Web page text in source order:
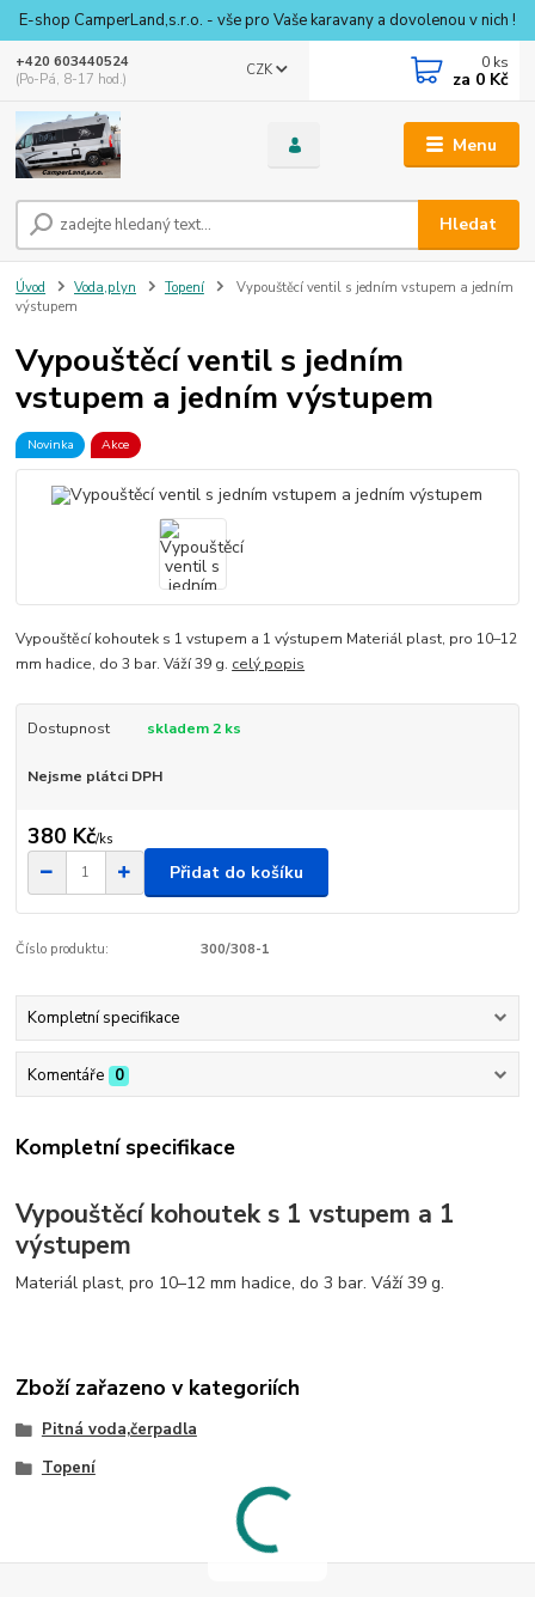
E-shop CamperLand,s.r.o. - vše pro Vaše karavany a dovolenou v nich !
Menu
CZK
Hledat
+420 603440524
(Po-Pá, 8-17 hod.)
0 ks
za 0 Kč
Úvod Voda,plyn Topení
Vypouštěcí ventil s jedním vstupem a jedním
výstupem
Vypouštěcí ventil s jedním
vstupem a jedním výstupem
Novinka Akce
Vypouštěcí kohoutek s 1 vstupem a 1 výstupem Materiál plast, pro 10–12
mm hadice, do 3 bar. Váží 39 g. celý popis
Dostupnost skladem 2 ks
Nejsme plátci DPH
380 Kč/ks
Přidat do košíku
Číslo produktu: 300/308-1
Kompletní specifikace
Komentáře 0
Kompletní specifikace
Vypouštěcí kohoutek s 1 vstupem a 1
výstupem
Materiál plast, pro 10–12 mm hadice, do 3 bar. Váží 39 g.
Zboží zařazeno v kategoriích
Pitná voda,čerpadla
Topení